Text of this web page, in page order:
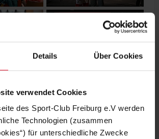
Details Über Cookies
verwendet Cookies
des Sport-Club Freiburg e.V werden
Technologien (zusammen
für unterschiedliche Zwecke